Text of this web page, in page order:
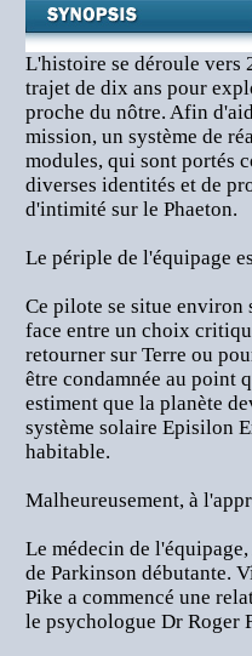
L'histoire se déroule vers
trajet de dix ans pour
proche du nôtre. Afin
mission, un système de
modules, qui sont portés
diverses identités et de
d'intimité sur le Phaeton.
Le périple de l'équipage
Ce pilote se situe environ
face entre un choix
retourner sur Terre ou
être condamnée au point
estiment que la planète
système solaire Episilon
habitable.
Malheureusement, à
Le médecin de
de Parkinson débutante.
Pike a commencé une
le psychologue Dr Roger